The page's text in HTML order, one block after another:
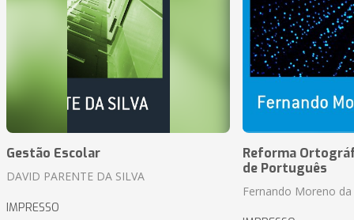
Gestão Escolar
DAVID PARENTE DA SILVA
IMPRESSO
Reforma
de Português
Fernando Moreno da